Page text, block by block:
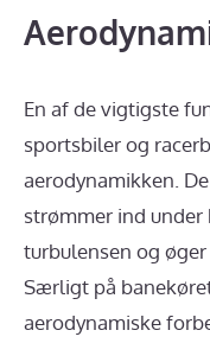
En af de vigtigste
sportsbiler og
aerodynamikken.
strømmer ind
turbulensen og
Særligt på
aerodynamiske